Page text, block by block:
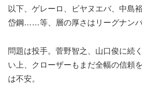
以下、ゲレーロ、ビヤヌエバ、中島
岱鋼……等、層の厚さはリーグナンバ
問題は投手。菅野智之、山口俊に続
い上、クローザーもまだ全幅の信頼
は不安。